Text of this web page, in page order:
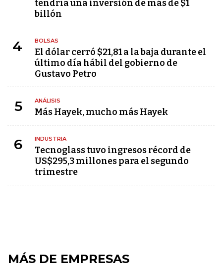
tendría una inversión de más de $1
billón
4 BOLSAS
El dólar cerró $21,81 a la baja durante el
último día hábil del gobierno de
Gustavo Petro
5 ANÁLISIS
Más Hayek, mucho más Hayek
6 INDUSTRIA
Tecnoglass tuvo ingresos récord de
US$295,3 millones para el segundo
trimestre
MÁS DE EMPRESAS